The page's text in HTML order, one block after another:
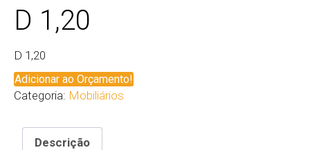
D 1,20
D 1,20
Adicionar ao Orçamento!
Categoria: Mobiliários
Descrição